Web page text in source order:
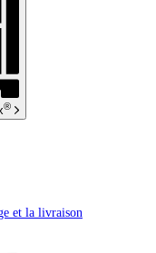
®
et la livraison